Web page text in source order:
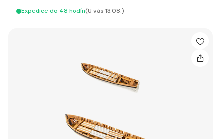
Expedice do 48 hodín(U vás 13.08.)